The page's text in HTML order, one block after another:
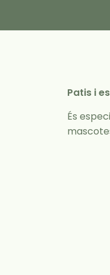
Patis i
És